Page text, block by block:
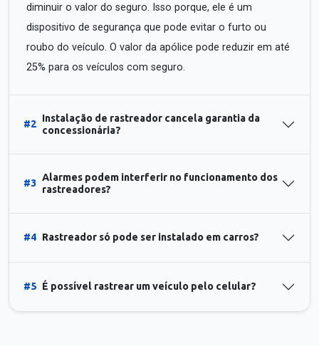
diminuir o valor do seguro. Isso porque, ele é um
dispositivo de segurança que pode evitar o furto ou
roubo do veículo. O valor da apólice pode reduzir em até
25% para os veículos com seguro.
#2
Instalação de rastreador cancela garantia da
concessionária?
#3
Alarmes podem interferir no funcionamento dos
rastreadores?
#4 Rastreador só pode ser instalado em carros?
#5 É possível rastrear um veículo pelo celular?